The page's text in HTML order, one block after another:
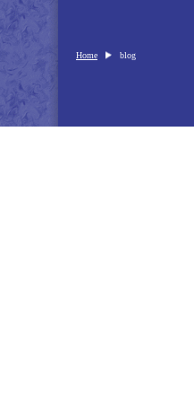
Home blog